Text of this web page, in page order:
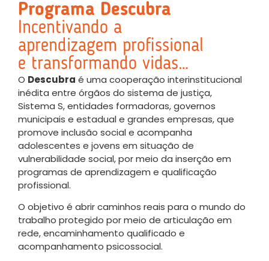
Programa Descubra
Incentivando a
aprendizagem profissional
e transformando vidas…
O Descubra é uma cooperação interinstitucional
inédita entre órgãos do sistema de justiça,
Sistema S, entidades formadoras, governos
municipais e estadual e grandes empresas, que
promove inclusão social e acompanha
adolescentes e jovens em situação de
vulnerabilidade social, por meio da inserção em
programas de aprendizagem e qualificação
profissional.
O objetivo é abrir caminhos reais para o mundo do
trabalho protegido por meio de articulação em
rede, encaminhamento qualificado e
acompanhamento psicossocial.